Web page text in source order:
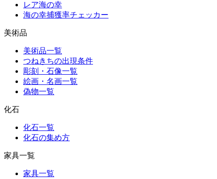
レア海の幸
海の幸捕獲率チェッカー
美術品
美術品一覧
つねきちの出現条件
彫刻・石像一覧
絵画・名画一覧
偽物一覧
化石
化石一覧
化石の集め方
家具一覧
家具一覧